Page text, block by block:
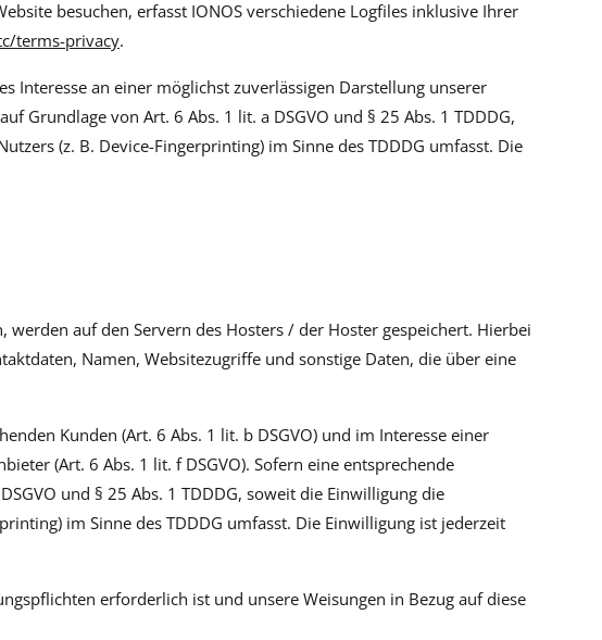
besuchen, erfasst IONOS verschiedene Logfiles inklusive Ihrer
terms-privacy.
Interesse an einer möglichst zuverlässigen Darstellung unserer
Grundlage von Art. 6 Abs. 1 lit. a DSGVO und § 25 Abs. 1 TDDDG,
(z. B. Device-Fingerprinting) im Sinne des TDDDG umfasst. Die
auf den Servern des Hosters / der Hoster gespeichert. Hierbei
Namen, Websitezugriffe und sonstige Daten, die über eine
Kunden (Art. 6 Abs. 1 lit. b DSGVO) und im Interesse einer
(Art. 6 Abs. 1 lit. f DSGVO). Sofern eine entsprechende
und § 25 Abs. 1 TDDDG, soweit die Einwilligung die
im Sinne des TDDDG umfasst. Die Einwilligung ist jederzeit
erforderlich ist und unsere Weisungen in Bezug auf diese